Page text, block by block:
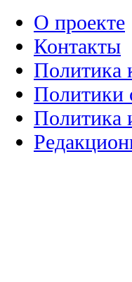
О проекте
Контакты
Политика
Политики
Политика